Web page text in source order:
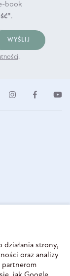
book
.
WYŚLIJ
.
strony,
oraz analizy
partnerom